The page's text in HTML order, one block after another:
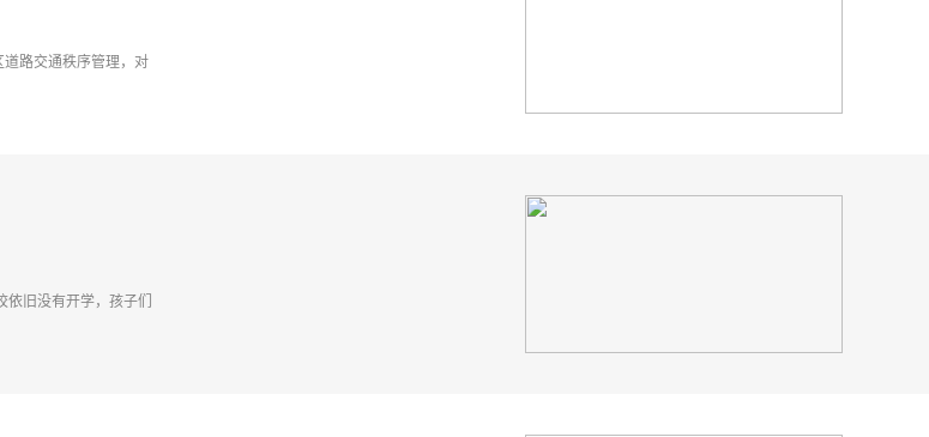
路交通秩序管理，对
旧没有开学，孩子们